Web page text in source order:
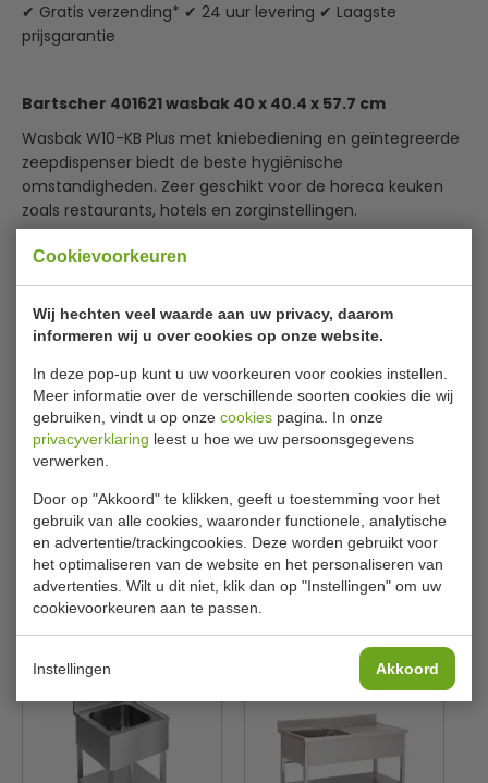
Cookievoorkeuren
Wij hechten veel waarde aan uw privacy, daarom
informeren wij u over cookies op onze website.
In deze pop-up kunt u uw voorkeuren voor cookies instellen.
Meer informatie over de verschillende soorten cookies die wij
gebruiken, vindt u op onze cookies pagina. In onze
privacyverklaring leest u hoe we uw persoonsgegevens
verwerken.
Door op "Akkoord" te klikken, geeft u toestemming voor het
gebruik van alle cookies, waaronder functionele, analytische
en advertentie/trackingcookies. Deze worden gebruikt voor
het optimaliseren van de website en het personaliseren van
advertenties. Wilt u dit niet, klik dan op "Instellingen" om uw
cookievoorkeuren aan te passen.
Instellingen Akkoord
✔ Gratis verzending* ✔ 24 uur levering ✔ Laagste
prijsgarantie
Bartscher 401621 wasbak 40 x 40.4 x 57.7 cm
Wasbak W10-KB Plus met kniebediening en geïntegreerde
zeepdispenser biedt de beste hygiënische
omstandigheden. Zeer geschikt voor de horeca keuken
zoals restaurants, hotels en zorginstellingen.
Geïntegreerde zeepdispenser
Kniebediening
Chroomnikkelstaal
Wandmontage
Specificaties
Artikel
4011621
Materiaal
Chroomnikkelstaal
Gewicht
7.05 kilo
Is dit iets voor jou?